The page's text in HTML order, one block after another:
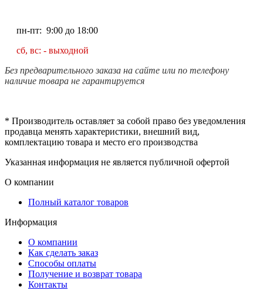
пн-пт: 9:00 до 18:00
сб, вс: - выходной
Без предварительного заказа на сайте или по телефону
наличие товара не гарантируется
* Производитель оставляет за собой право без уведомления
продавца менять характеристики, внешний вид,
комплектацию товара и место его производства
Указанная информация не является публичной офертой
О компании
Полный каталог товаров
Информация
О компании
Как сделать заказ
Способы оплаты
Получение и возврат товара
Контакты